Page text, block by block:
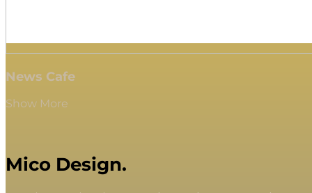
News Cafe
Show More
Mico Design.